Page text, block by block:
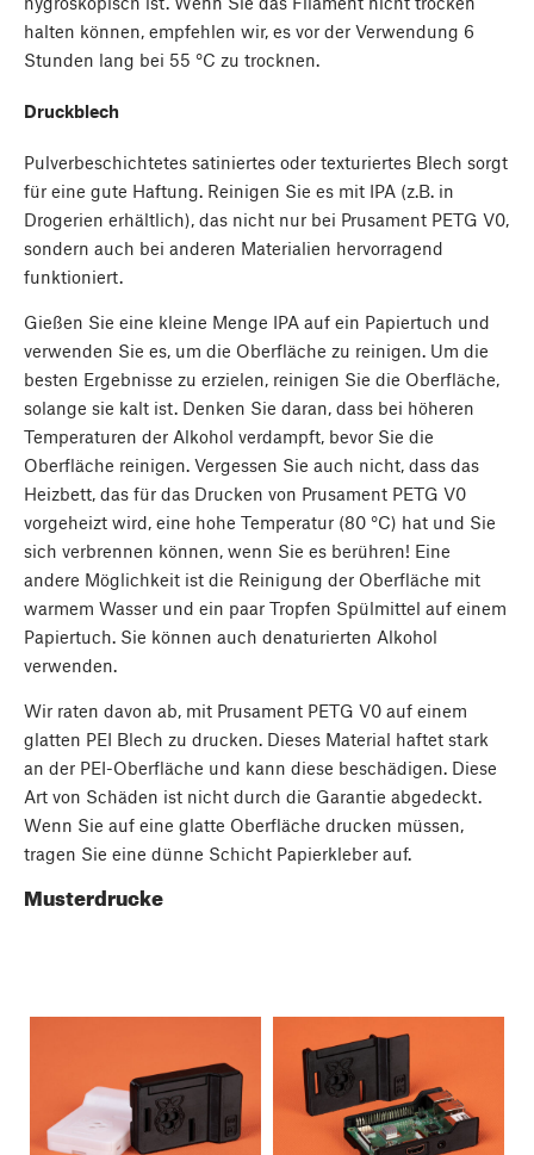
halten können, empfehlen wir, es vor der Verwendung 6
Stunden lang bei 55 °C zu trocknen.
Druckblech
Pulverbeschichtetes satiniertes oder texturiertes Blech sorgt
für eine gute Haftung. Reinigen Sie es mit IPA (z.B. in
Drogerien erhältlich), das nicht nur bei Prusament PETG V0,
sondern auch bei anderen Materialien hervorragend
funktioniert.
Gießen Sie eine kleine Menge IPA auf ein Papiertuch und
verwenden Sie es, um die Oberfläche zu reinigen. Um die
besten Ergebnisse zu erzielen, reinigen Sie die Oberfläche,
solange sie kalt ist. Denken Sie daran, dass bei höheren
Temperaturen der Alkohol verdampft, bevor Sie die
Oberfläche reinigen. Vergessen Sie auch nicht, dass das
Heizbett, das für das Drucken von Prusament PETG V0
vorgeheizt wird, eine hohe Temperatur (80 °C) hat und Sie
sich verbrennen können, wenn Sie es berühren! Eine
andere Möglichkeit ist die Reinigung der Oberfläche mit
warmem Wasser und ein paar Tropfen Spülmittel auf einem
Papiertuch. Sie können auch denaturierten Alkohol
verwenden.
Wir raten davon ab, mit Prusament PETG V0 auf einem
glatten PEI Blech zu drucken. Dieses Material haftet stark
an der PEI-Oberfläche und kann diese beschädigen. Diese
Art von Schäden ist nicht durch die Garantie abgedeckt.
Wenn Sie auf eine glatte Oberfläche drucken müssen,
tragen Sie eine dünne Schicht Papierkleber auf.
Musterdrucke